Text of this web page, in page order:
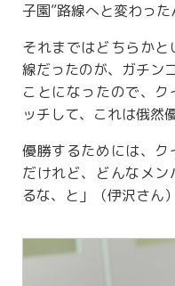
子園”路線へと変わった
それまではどちらか
線だったのが、ガチン
ことになったので、
ッチして、これは俄然
優勝するためには、
だけれど、どんなメ
るな、と」（伊沢さん）